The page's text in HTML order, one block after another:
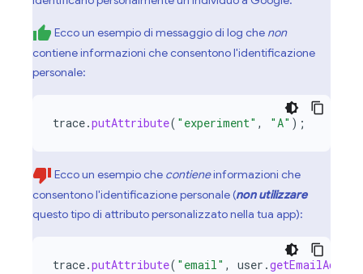
Ecco un esempio di messaggio di log che non
contiene informazioni che consentono l'identificazione
personale:
trace.putAttribute( "experiment" , "A" );
Ecco un esempio che contieneinformazioni che
consentono l'identificazione personale (non utilizzare
questo tipo di attributo personalizzato nella tua app):
trace.putAttribute( "email" , user .